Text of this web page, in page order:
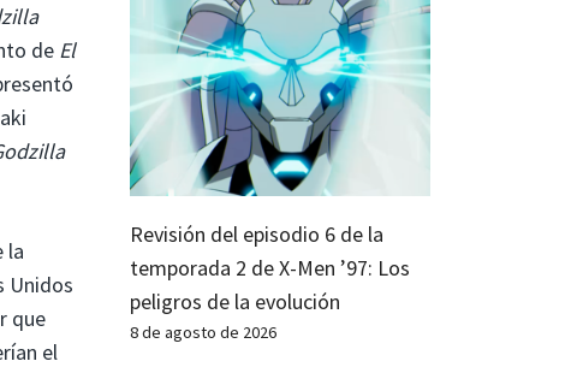
de El
la
Unidos
que
el
Revisión del episodio 6 de la
temporada 2 de X-Men ’97: Los
peligros de la evolución
8 de agosto de 2026